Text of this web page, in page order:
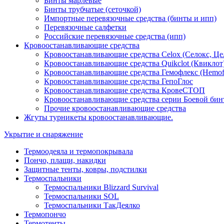
Бинты трубчатые (сеточкой)
Импортные перевязочные средства (бинты и ипп)
Перевязочные салфетки
Российские перевязочные средства (ипп)
Кровоостанавливающие средства
Кровоостанавливающие средства Celox (Селокс,
Кровоостанавливающие средства Quikclot
Кровоостанавливающие средства Гемофлекс
Кровоостанавливающие средства ГепоГлос
Кровоостанавливающие средства КровеСТОП
Кровоостанавливающие средства серии Боевой
Прочие кровоостанавливающие средства
Жгуты турникеты кровоостанавливающие.
Укрытие и снаряжение
Термоодеяла и термопокрывала
Пончо, плащи, накидки
Защитные тенты, ковры, подстилки
Термоспальники
Термоспальники Blizzard Survival
Термоспальники SOL
Термоспальники ТакДеялко
Термопончо